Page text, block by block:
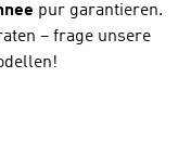
pur garantieren.
– frage unsere